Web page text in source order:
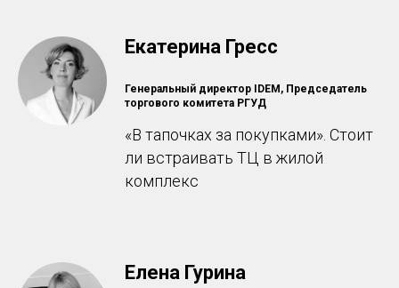
Екатерина Гресс
Генеральный директор IDEM, Председатель
торгового комитета РГУД
«В тапочках за покупками». Стоит
ли встраивать ТЦ в жилой
комплекс
Елена Гурина